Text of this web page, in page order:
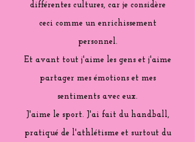
différentes cultures, car je considère
ceci comme un enrichissement
personnel.
Et avant tout j'aime les gens et j'aime
partager mes émotions et mes
sentiments avec eux.
J'aime le sport. J'ai fait du handball,
pratiqué de l'athlétisme et surtout du